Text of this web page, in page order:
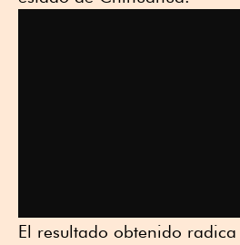
El resultado obtenido